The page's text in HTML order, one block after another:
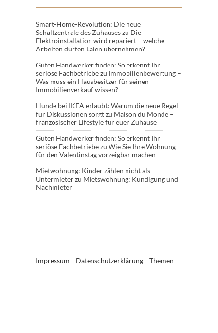
Smart-Home-Revolution: Die neue
Schaltzentrale des Zuhauseszu Die
Elektroinstallation wird repariert – welche
Arbeiten dürfen Laien übernehmen?
Guten Handwerker finden: So erkennt Ihr
seriöse Fachbetriebezu Immobilienbewertung –
Was muss ein Hausbesitzer für seinen
Immobilienverkauf wissen?
Hunde bei IKEA erlaubt: Warum die neue Regel
für Diskussionen sorgtzu Maison du Monde –
französischer Lifestyle für euer Zuhause
Guten Handwerker finden: So erkennt Ihr
seriöse Fachbetriebezu Wie Sie Ihre Wohnung
für den Valentinstag vorzeigbar machen
Mietwohnung: Kinder zählen nicht als
Untermieterzu Mietswohnung: Kündigung und
Nachmieter
Impressum Datenschutzerklärung Themen